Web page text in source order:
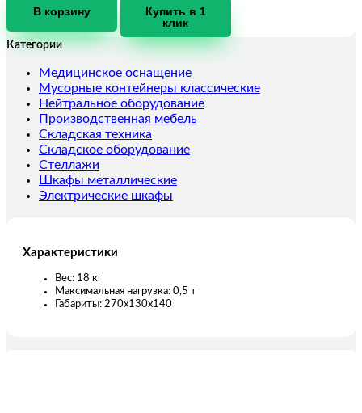
Таль
шестеренная
ТРШ
0,5
ТХ9
М
(тип
622-
A)
В корзину
Купить в 1
клик
Категории
Медицинское оснащение
Мусорные контейнеры классические
Нейтральное оборудование
Производственная мебель
Складская техника
Складское оборудование
Стеллажи
Шкафы металлические
Электрические шкафы
Характеристики
Вес: 18 кг
Максимальная нагрузка: 0,5 т
Габариты: 270х130х140